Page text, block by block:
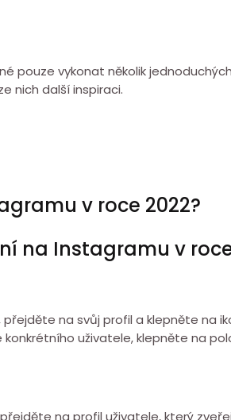
pouze vykonat několik
nich další inspiraci.
v roce 2022?
na Instagramu v
na svůj profil a klepněte na
uživatele, klepněte na
na profil uživatele, který